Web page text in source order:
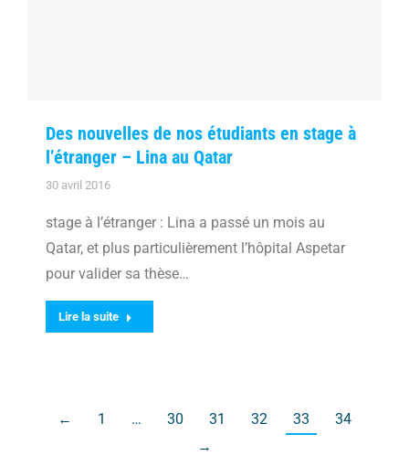
Des nouvelles de nos étudiants en stage à
l’étranger – Lina au Qatar
30 avril 2016
stage à l’étranger : Lina a passé un mois au
Qatar, et plus particulièrement l’hôpital Aspetar
pour valider sa thèse…
Lire la suite
← 1 … 30 31 32 33
34
→